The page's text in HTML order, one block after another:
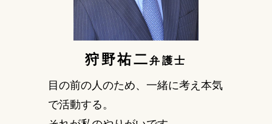
接見・面会を弁護士に依頼
刑事事件を示談で解決したい
アトムについて
狩野祐二弁護士
目の前の人のため、一緒に考え本気
で活動する。